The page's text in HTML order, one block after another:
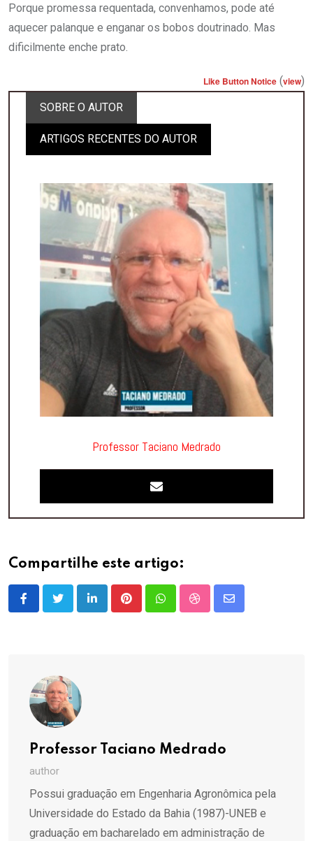
Porque promessa requentada, convenhamos, pode até
aquecer palanque e enganar os bobos doutrinado. Mas
dificilmente enche prato.
Like Button Notice (view)
SOBRE O AUTOR
ARTIGOS RECENTES DO AUTOR
Professor Taciano Medrado
Compartilhe este artigo:
LinkedInPinterestWhatsappStumbleUpon
Share
Professor Taciano Medrado
author
Possui graduação em Engenharia Agronômica pela
Universidade do Estado da Bahia (1987)-UNEB e
graduação em bacharelado em administração de